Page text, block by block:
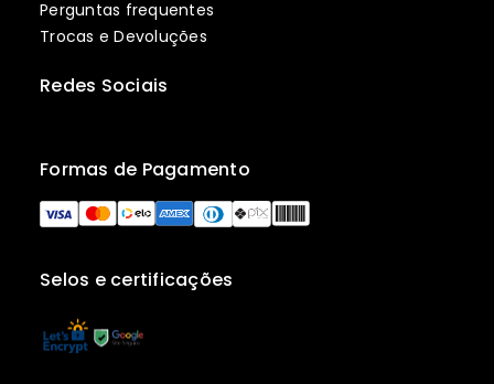
Perguntas frequentes
Trocas e Devoluções
Selos e certificações
Formas de Pagamento
Redes Sociais